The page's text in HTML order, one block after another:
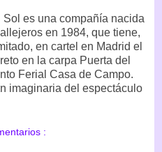
Sol es una compañía nacida
en 1984, que tiene,
en cartel en Madrid el
en la carpa Puerta del
Ferial Casa de Campo.
imaginaria del espectáculo
: